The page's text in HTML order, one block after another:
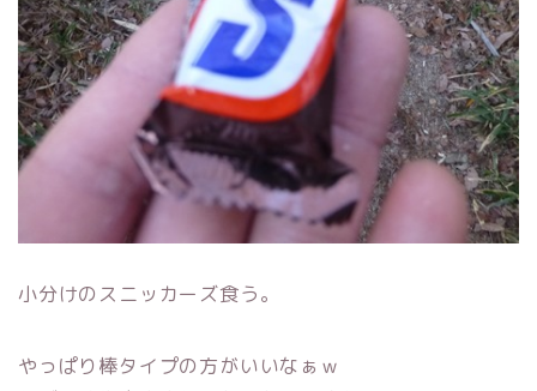
小分けのスニッカーズ食う。
やっぱり棒タイプの方がいいなぁｗ